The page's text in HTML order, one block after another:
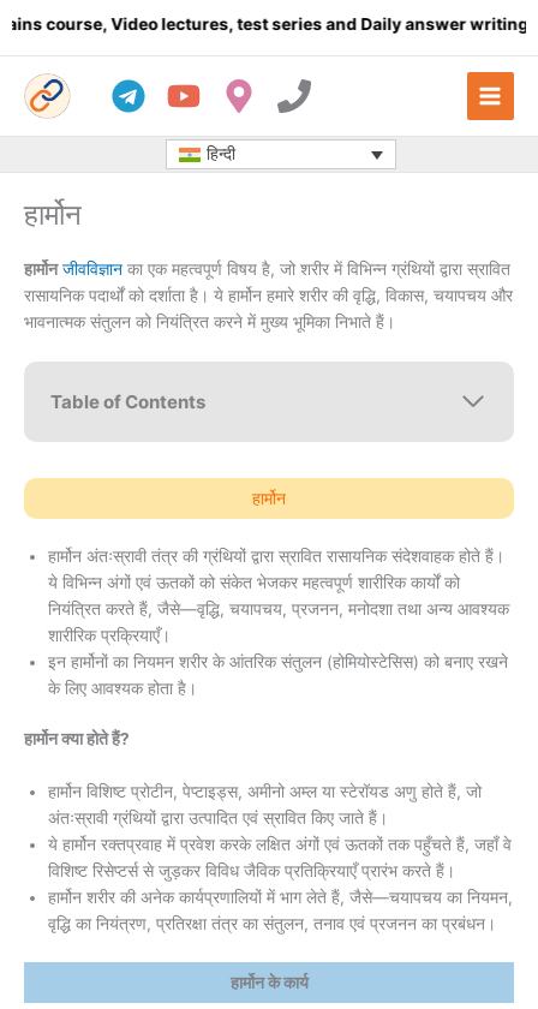
Video lectures, test series and Daily answer writing- Click here
हिन्दी
हार्मोन
हार्मोन जीवविज्ञान का एक महत्वपूर्ण विषय है, जो शरीर में विभिन्न ग्रंथियों द्वारा स्रावित
रासायनिक पदार्थों को दर्शाता है। ये हार्मोन हमारे शरीर की वृद्धि, विकास, चयापचय और
भावनात्मक संतुलन को नियंत्रित करने में मुख्य भूमिका निभाते हैं।
Table of Contents
हार्मोन
हार्मोन अंतःस्रावी तंत्र की ग्रंथियों द्वारा स्रावित रासायनिक संदेशवाहक होते हैं।
ये विभिन्न अंगों एवं ऊतकों को संकेत भेजकर महत्वपूर्ण शारीरिक कार्यों को
नियंत्रित करते हैं, जैसे—वृद्धि, चयापचय, प्रजनन, मनोदशा तथा अन्य आवश्यक
शारीरिक प्रक्रियाएँ।
इन हार्मोनों का नियमन शरीर के आंतरिक संतुलन (होमियोस्टेसिस) को बनाए रखने
के लिए आवश्यक होता है।
हार्मोन क्या होते हैं?
हार्मोन विशिष्ट प्रोटीन, पेप्टाइड्स, अमीनो अम्ल या स्टेरॉयड अणु होते हैं, जो
अंतःस्रावी ग्रंथियों द्वारा उत्पादित एवं स्रावित किए जाते हैं।
ये हार्मोन रक्तप्रवाह में प्रवेश करके लक्षित अंगों एवं ऊतकों तक पहुँचते हैं, जहाँ वे
विशिष्ट रिसेप्टर्स से जुड़कर विविध जैविक प्रतिक्रियाएँ प्रारंभ करते हैं।
हार्मोन शरीर की अनेक कार्यप्रणालियों में भाग लेते हैं, जैसे—चयापचय का नियमन,
वृद्धि का नियंत्रण, प्रतिरक्षा तंत्र का संतुलन, तनाव एवं प्रजनन का प्रबंधन।
हार्मोन के कार्य